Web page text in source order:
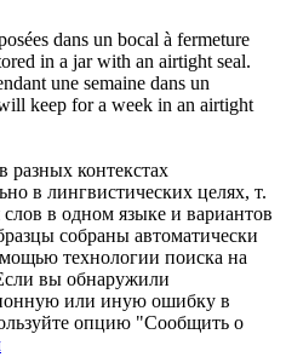
dans un bocal à fermeture
in a jar with an airtight seal.
une semaine dans un
keep for a week in an airtight
разных контекстах
в лингвистических целях, т.
в одном языке и вариантов
собраны автоматически
технологии поиска на
вы обнаружили
или иную ошибку в
опцию "Сообщить о